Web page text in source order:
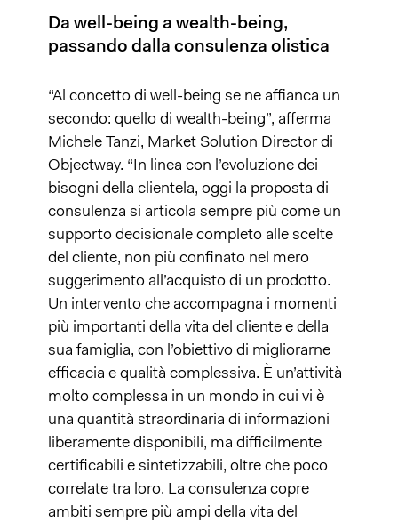
Da well-being a wealth-being,
passando dalla consulenza olistica
“Al concetto di well-being se ne affianca un
secondo: quello di wealth-being”, afferma
Michele Tanzi, Market Solution Director di
Objectway. “In linea con l’evoluzione dei
bisogni della clientela, oggi la proposta di
consulenza si articola sempre più come un
supporto decisionale completo alle scelte
del cliente, non più confinato nel mero
suggerimento all’acquisto di un prodotto.
Un intervento che accompagna i momenti
più importanti della vita del cliente e della
sua famiglia, con l’obiettivo di migliorarne
efficacia e qualità complessiva. È un’attività
molto complessa in un mondo in cui vi è
una quantità straordinaria di informazioni
liberamente disponibili, ma difficilmente
certificabili e sintetizzabili, oltre che poco
correlate tra loro. La consulenza copre
ambiti sempre più ampi della vita del